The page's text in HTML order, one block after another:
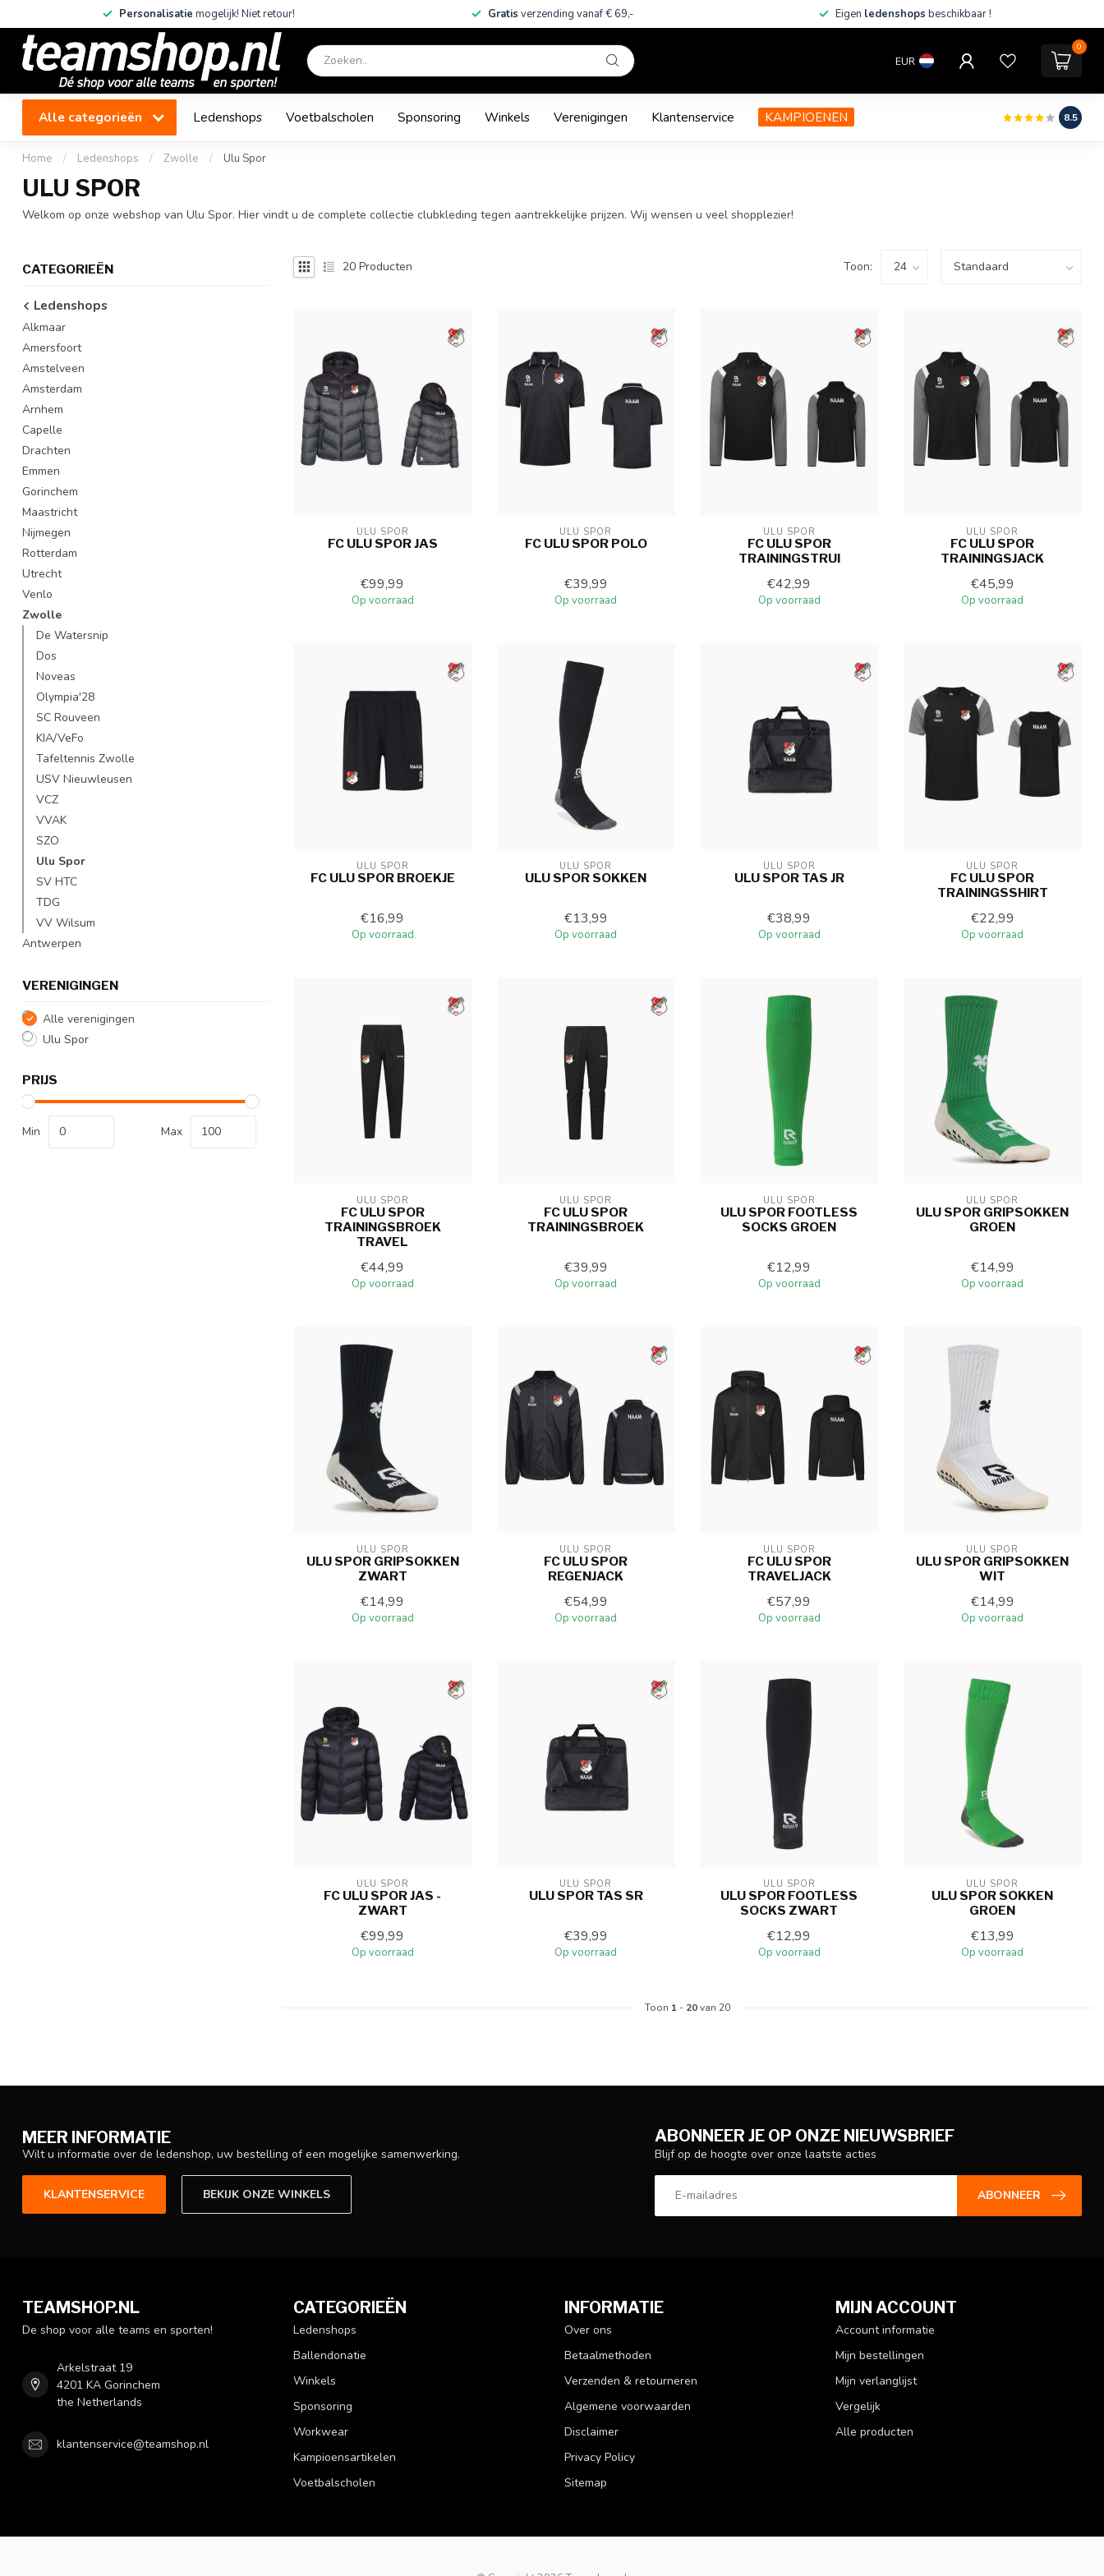
Personalisatie mogelijk! Niet retour! Gratis verzending vanaf € 69,- Eigen ledenshops beschikbaar !
EUR
0
Alle categorieën Ledenshops Voetbalscholen Sponsoring Winkels Verenigingen Klantenservice KAMPIOENEN 8.5
Home / Ledenshops / Zwolle / Ulu Spor
ULU SPOR
Welkom op onze webshop van Ulu Spor. Hier vindt u de complete collectie clubkleding tegen aantrekkelijke prijzen. Wij wensen u veel shopplezier!
CATEGORIEËN
Ledenshops
Alkmaar
Amersfoort
Amstelveen
Amsterdam
Arnhem
Capelle
Drachten
Emmen
Gorinchem
Maastricht
Nijmegen
Rotterdam
Utrecht
Venlo
Zwolle
De Watersnip
Dos
Noveas
Olympia'28
SC Rouveen
KIA/VeFo
Tafeltennis Zwolle
USV Nieuwleusen
VCZ
VVAK
SZO
Ulu Spor
SV HTC
TDG
VV Wilsum
Antwerpen
VERENIGINGEN
Alle verenigingen
Ulu Spor
PRIJS
Min Max
20 Producten Toon:
ULU SPOR
FC ULU SPOR JAS
€99,99
Op voorraad
ULU SPOR
FC ULU SPOR POLO
€39,99
Op voorraad
ULU SPOR
FC ULU SPOR
TRAININGSTRUI
€42,99
Op voorraad
ULU SPOR
FC ULU SPOR
TRAININGSJACK
€45,99
Op voorraad
ULU SPOR
FC ULU SPOR BROEKJE
€16,99
Op voorraad
ULU SPOR
ULU SPOR SOKKEN
€13,99
Op voorraad
ULU SPOR
ULU SPOR TAS JR
€38,99
Op voorraad
ULU SPOR
FC ULU SPOR
TRAININGSSHIRT
€22,99
Op voorraad
ULU SPOR
FC ULU SPOR
TRAININGSBROEK
TRAVEL
€44,99
Op voorraad
ULU SPOR
FC ULU SPOR
TRAININGSBROEK
€39,99
Op voorraad
ULU SPOR
ULU SPOR FOOTLESS
SOCKS GROEN
€12,99
Op voorraad
ULU SPOR
ULU SPOR GRIPSOKKEN
GROEN
€14,99
Op voorraad
ULU SPOR
ULU SPOR GRIPSOKKEN
ZWART
€14,99
Op voorraad
ULU SPOR
FC ULU SPOR
REGENJACK
€54,99
Op voorraad
ULU SPOR
FC ULU SPOR
TRAVELJACK
€57,99
Op voorraad
ULU SPOR
ULU SPOR GRIPSOKKEN
WIT
€14,99
Op voorraad
ULU SPOR
FC ULU SPOR JAS -
ZWART
€99,99
Op voorraad
ULU SPOR
ULU SPOR TAS SR
€39,99
Op voorraad
ULU SPOR
ULU SPOR FOOTLESS
SOCKS ZWART
€12,99
Op voorraad
ULU SPOR
ULU SPOR SOKKEN
GROEN
€13,99
Op voorraad
Toon 1 - 20van 20
MEER INFORMATIE
Wilt u informatie over de ledenshop, uw bestelling of een mogelijke samenwerking.
KLANTENSERVICE BEKIJK ONZE WINKELS
ABONNEER JE OP ONZE NIEUWSBRIEF
Blijf op de hoogte over onze laatste acties
ABONNEER
TEAMSHOP.NL
De shop voor alle teams en sporten!
Arkelstraat 19
4201 KA Gorinchem
the Netherlands
klantenservice@teamshop.nl
CATEGORIEËN
Ledenshops
Ballendonatie
Winkels
Sponsoring
Workwear
Kampioensartikelen
Voetbalscholen
INFORMATIE
Over ons
Betaalmethoden
Verzenden & retourneren
Algemene voorwaarden
Disclaimer
Privacy Policy
Sitemap
MIJN ACCOUNT
Account informatie
Mijn bestellingen
Mijn verlanglijst
Vergelijk
Alle producten